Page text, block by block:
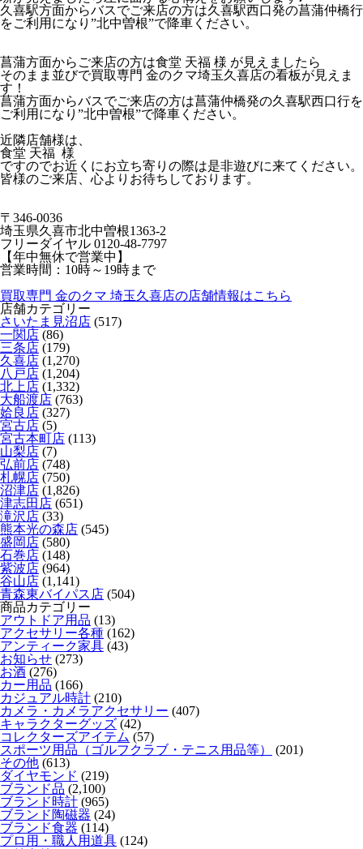
久喜駅方面からバスでご来店の方は久喜駅西口発の菖蒲仲橋行
をご利用になり”北中曽根”で降車ください。
菖蒲方面からご来店の方は食堂 天福 様 が見えましたら
そのまま並びで買取専門 金のクマ埼玉久喜店の看板が見えま
す！
菖蒲方面からバスでご来店の方は菖蒲仲橋発の久喜駅西口行を
ご利用になり”北中曽根”で降車ください。
近隣店舗様は、
食堂 天福 様
ですのでお近くにお立ち寄りの際は是非遊びに来てください。
皆様のご来店、心よりお待ちしております。
〒346-0036
埼玉県久喜市北中曽根1363-2
フリーダイヤル 0120-48-7797
【年中無休で営業中】
営業時間：10時～19時まで
買取専門 金のクマ 埼玉久喜店の店舗情報はこちら
店舗カテゴリー
さいたま見沼店 (517)
一関店 (86)
三条店 (179)
久喜店 (1,270)
八戸店 (1,204)
北上店 (1,332)
大船渡店 (763)
姶良店 (327)
宮古店 (5)
宮古本町店 (113)
山梨店 (7)
弘前店 (748)
札幌店 (750)
沼津店 (1,826)
津志田店 (651)
滝沢店 (33)
熊本光の森店 (545)
盛岡店 (580)
石巻店 (148)
紫波店 (964)
谷山店 (1,141)
青森東バイパス店 (504)
商品カテゴリー
アウトドア用品 (13)
アクセサリー各種 (162)
アンティーク家具 (43)
お知らせ (273)
お酒 (276)
カー用品 (166)
カジュアル時計 (210)
カメラ・カメラアクセサリー (407)
キャラクターグッズ (42)
コレクターズアイテム (57)
スポーツ用品（ゴルフクラブ・テニス用品等）
(201)
その他 (613)
ダイヤモンド (219)
ブランド品 (2,100)
ブランド時計 (965)
ブランド陶磁器 (24)
ブランド食器 (114)
プロ用・職人用道具 (124)